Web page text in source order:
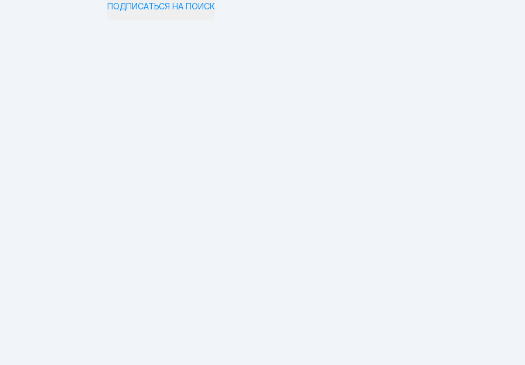
ПОДПИСАТЬСЯ НА ПОИСК